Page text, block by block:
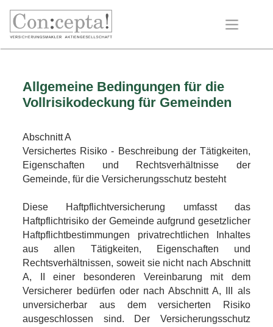
Allgemeine Bedingungen für die
Vollrisikodeckung für Gemeinden
Abschnitt A
Versichertes Risiko - Beschreibung der Tätigkeiten,
Eigenschaften und Rechtsverhältnisse der
Gemeinde, für die Versicherungsschutz besteht
Diese Haftpflichtversicherung umfasst das
Haftpflichtrisiko der Gemeinde aufgrund gesetzlicher
Haftpflichtbestimmungen privatrechtlichen Inhaltes
aus allen Tätigkeiten, Eigenschaften und
Rechtsverhältnissen, soweit sie nicht nach Abschnitt
A, II einer besonderen Vereinbarung mit dem
Versicherer bedürfen oder nach Abschnitt A, III als
unversicherbar aus dem versicherten Risiko
ausgeschlossen sind. Der Versicherungsschutz